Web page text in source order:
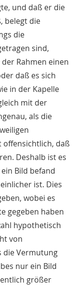
und daß er die
belegt die
die
sind,
Rahmen einen
daß es sich
in der Kapelle
mit der
als die
offensichtlich, daß
Deshalb ist es
Bild befand
ist. Dies
wobei es
gegeben haben
hypothetisch
von
die Vermutung
nur ein Bild
größer